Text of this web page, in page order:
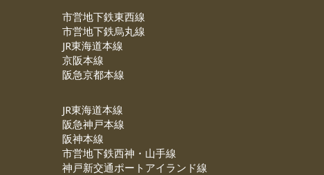
市営地下鉄東西線
市営地下鉄烏丸線
JR東海道本線
京阪本線
阪急京都本線
JR東海道本線
阪急神戸本線
阪神本線
市営地下鉄西神・山手線
神戸新交通ポートアイランド線